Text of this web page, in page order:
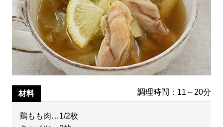
材料 調理時間：11～20分
鶏もも肉…1/2枚